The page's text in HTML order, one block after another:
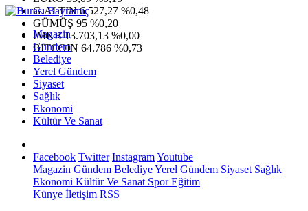
G.ALTIN6.527,27 %0,48
GÜMÜŞ 95 %0,20
IMKB13.703,13 %0,00
BITCOIN 64.786 %0,73
Magazin
Gündem
Belediye
Yerel Gündem
Siyaset
Sağlık
Ekonomi
Kültür Ve Sanat
Facebook Twitter InstagramYoutube
Magazin Gündem BelediyeYerel Gündem Siyaset Sağlık
Ekonomi Kültür Ve Sanat SporEğitim
Künye İletişim RSS